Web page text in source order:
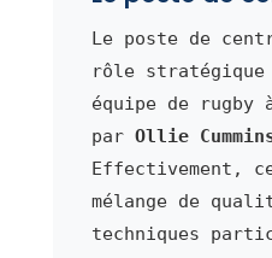
Le poste de
rôle stratégique
équipe de rugby
par Ollie
Effectivement,
mélange de
techniques